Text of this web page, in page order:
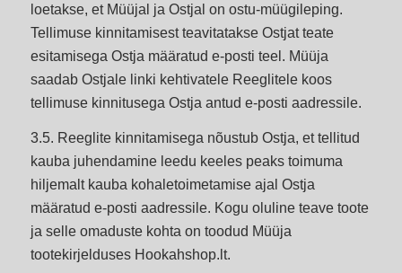
loetakse, et Müüjal ja Ostjal on ostu-müügileping.
Tellimuse kinnitamisest teavitatakse Ostjat teate
esitamisega Ostja määratud e-posti teel. Müüja
saadab Ostjale linki kehtivatele Reeglitele koos
tellimuse kinnitusega Ostja antud e-posti aadressile.
3.5. Reeglite kinnitamisega nõustub Ostja, et tellitud
kauba juhendamine leedu keeles peaks toimuma
hiljemalt kauba kohaletoimetamise ajal Ostja
määratud e-posti aadressile. Kogu oluline teave toote
ja selle omaduste kohta on toodud Müüja
tootekirjelduses Hookahshop.lt.